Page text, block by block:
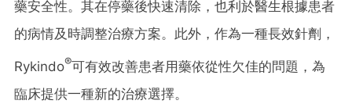
藥安全性。其在停藥後快速清除，也利於醫生根據患者
的病情及時調整治療方案。此外，作為一種長效針劑，
Rykindo®可有效改善患者用藥依從性欠佳的問題，為
臨床提供一種新的治療選擇。